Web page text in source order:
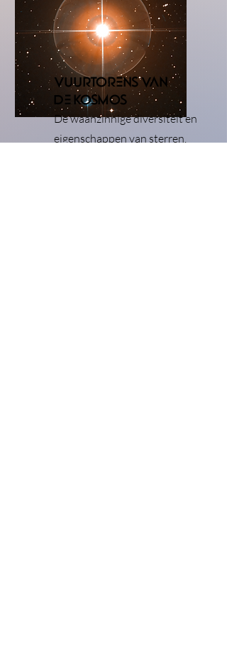
vuurtorens van
de kosmos
De waanzinnige diversiteit en
eigenschappen van sterren.